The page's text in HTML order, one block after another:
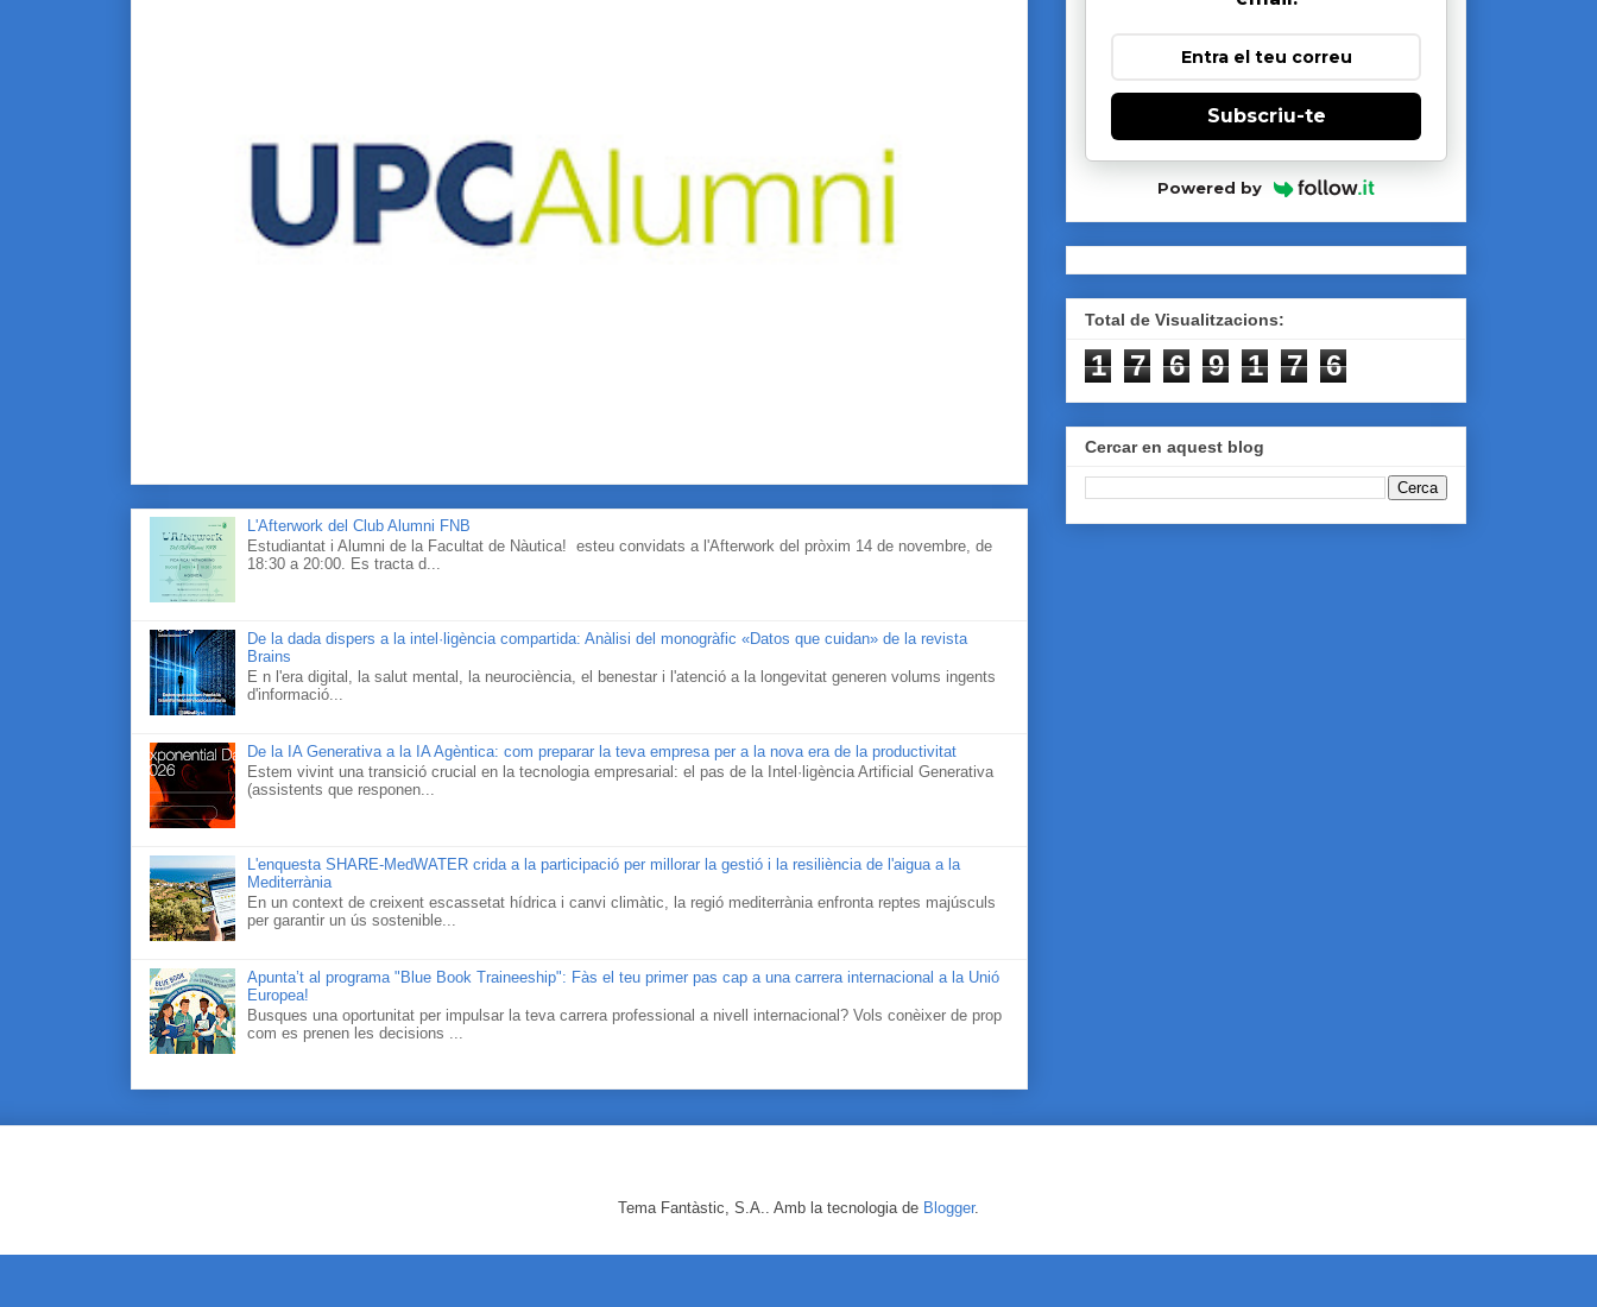
L'Afterwork del Club Alumni FNB
Estudiantat i Alumni de la Facultat de Nàutica! esteu convidats a l'Afterwork del pròxim 14 de novembre, de
18:30 a 20:00. Es tracta d...
De la dada dispers a la intel·ligència compartida: Anàlisi del monogràfic «Datos que cuidan» de la revista
Brains
E n l'era digital, la salut mental, la neurociència, el benestar i l'atenció a la longevitat generen volums ingents
d'informació...
De la IA Generativa a la IA Agèntica: com preparar la teva empresa per a la nova era de la productivitat
Estem vivint una transició crucial en la tecnologia empresarial: el pas de la Intel·ligència Artificial Generativa
(assistents que responen...
L'enquesta SHARE-MedWATER crida a la participació per millorar la gestió i la resiliència de l'aigua a la
Mediterrània
En un context de creixent escassetat hídrica i canvi climàtic, la regió mediterrània enfronta reptes majúsculs
per garantir un ús sostenible...
Apunta’t al programa "Blue Book Traineeship": Fàs el teu primer pas cap a una carrera internacional a la Unió
Europea!
Busques una oportunitat per impulsar la teva carrera professional a nivell internacional? Vols conèixer de prop
com es prenen les decisions ...
Subscriu-te
Powered by
Total de Visualitzacions:
1 7 6 9 1 7 6
Cercar en aquest blog
Tema Fantàstic, S.A.. Amb la tecnologia de Blogger.